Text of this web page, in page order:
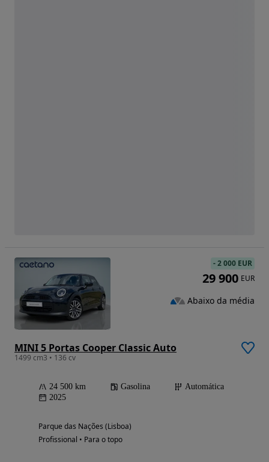
MINI 5 Portas Cooper Classic Auto
1499 cm3 • 136 cv
24 500 km Gasolina
Automática
2025
Parque das Nações (Lisboa)
Profissional • Para o topo
-2 000 EUR
29 900 EUR
Abaixo da média